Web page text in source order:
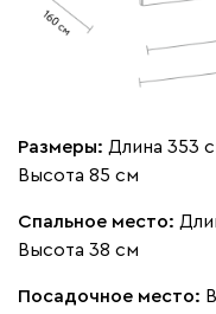
Размеры: Длина 353
Высота 85 см
Спальное место:
Высота 38 см
Посадочное место: